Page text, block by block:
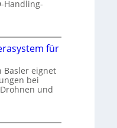
Handling-
für
Basler eignet
bei
und